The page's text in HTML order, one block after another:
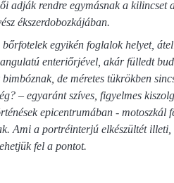
adják rendre egymásnak a kilincset
ékszerdobozkájában.
egyikén foglalok helyet,
enteriőrjével, akár fülledt
de méretes tükrökben
– egyaránt szíves, figyelmes
epicentrumában - motoszkál
Ami a portréinterjú elkészültét illeti,
fel a pontot.